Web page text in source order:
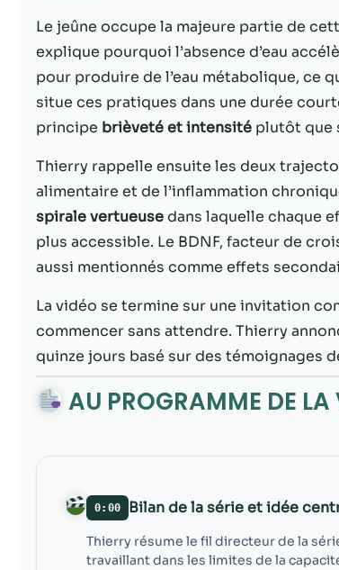
Le jeûne occupe la majeure partie de
explique pourquoi l’absence d’eau
pour produire de l’eau métabolique, ce
situe ces pratiques dans une durée
principe brièveté et intensité plutôt que
Thierry rappelle ensuite les deux
alimentaire et de l’inflammation
spirale vertueusedans laquelle chaque
plus accessible. Le BDNF, facteur de
aussi mentionnés comme effets
La vidéo se termine sur une invitation
commencer sans attendre. Thierry
quinze jours basé sur des témoignages
AU PROGRAMME DE LA
0:00 Bilan de la série et idée
Thierry résume le fil directeur de la
travaillant dans les limites de la